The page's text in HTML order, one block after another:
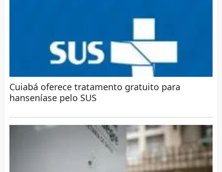
Cuiabá oferece tratamento gratuito para
hanseníase pelo SUS